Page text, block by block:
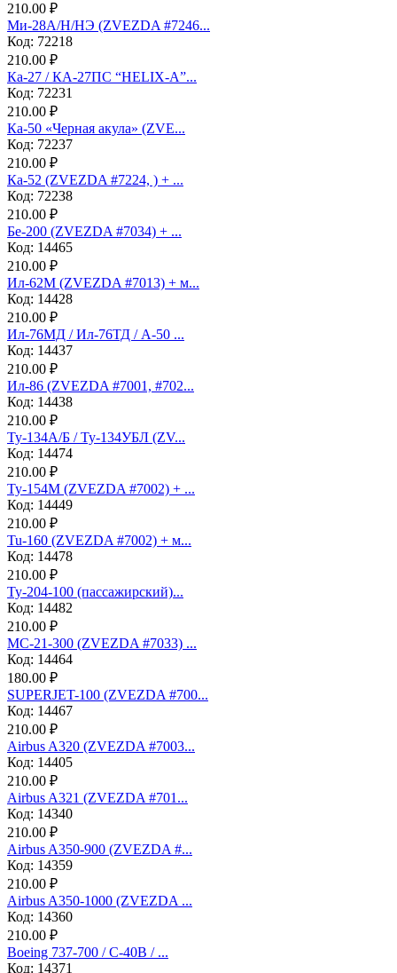
210.00 ₽
Ми-28А/Н/НЭ (ZVEZDA #7246...
Код: 72218
210.00 ₽
Ка-27 / КА-27ПС “HELIX-A”...
Код: 72231
210.00 ₽
Ка-50 «Черная акула» (ZVE...
Код: 72237
210.00 ₽
Ка-52 (ZVEZDA #7224, ) + ...
Код: 72238
210.00 ₽
Бе-200 (ZVEZDA #7034) + ...
Код: 14465
210.00 ₽
Ил-62М (ZVEZDA #7013) + м...
Код: 14428
210.00 ₽
Ил-76МД / Ил-76ТД / А-50 ...
Код: 14437
210.00 ₽
Ил-86 (ZVEZDA #7001, #702...
Код: 14438
210.00 ₽
Ту-134А/Б / Ту-134УБЛ (ZV...
Код: 14474
210.00 ₽
Ту-154М (ZVEZDA #7002) + ...
Код: 14449
210.00 ₽
Tu-160 (ZVEZDA #7002) + м...
Код: 14478
210.00 ₽
Ту-204-100 (пассажирский)...
Код: 14482
210.00 ₽
МС-21-300 (ZVEZDA #7033) ...
Код: 14464
180.00 ₽
SUPERJET-100 (ZVEZDA #700...
Код: 14467
210.00 ₽
Аirbus A320 (ZVEZDA #7003...
Код: 14405
210.00 ₽
Аirbus A321 (ZVEZDA #701...
Код: 14340
210.00 ₽
Airbus A350-900 (ZVEZDA #...
Код: 14359
210.00 ₽
Airbus A350-1000 (ZVEZDA ...
Код: 14360
210.00 ₽
Boeing 737-700 / C-40B / ...
Код: 14371